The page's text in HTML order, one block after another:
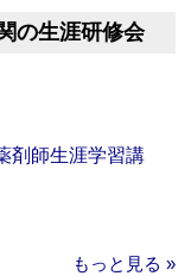
の生涯研修会
剤師生涯学習講
もっと見る »